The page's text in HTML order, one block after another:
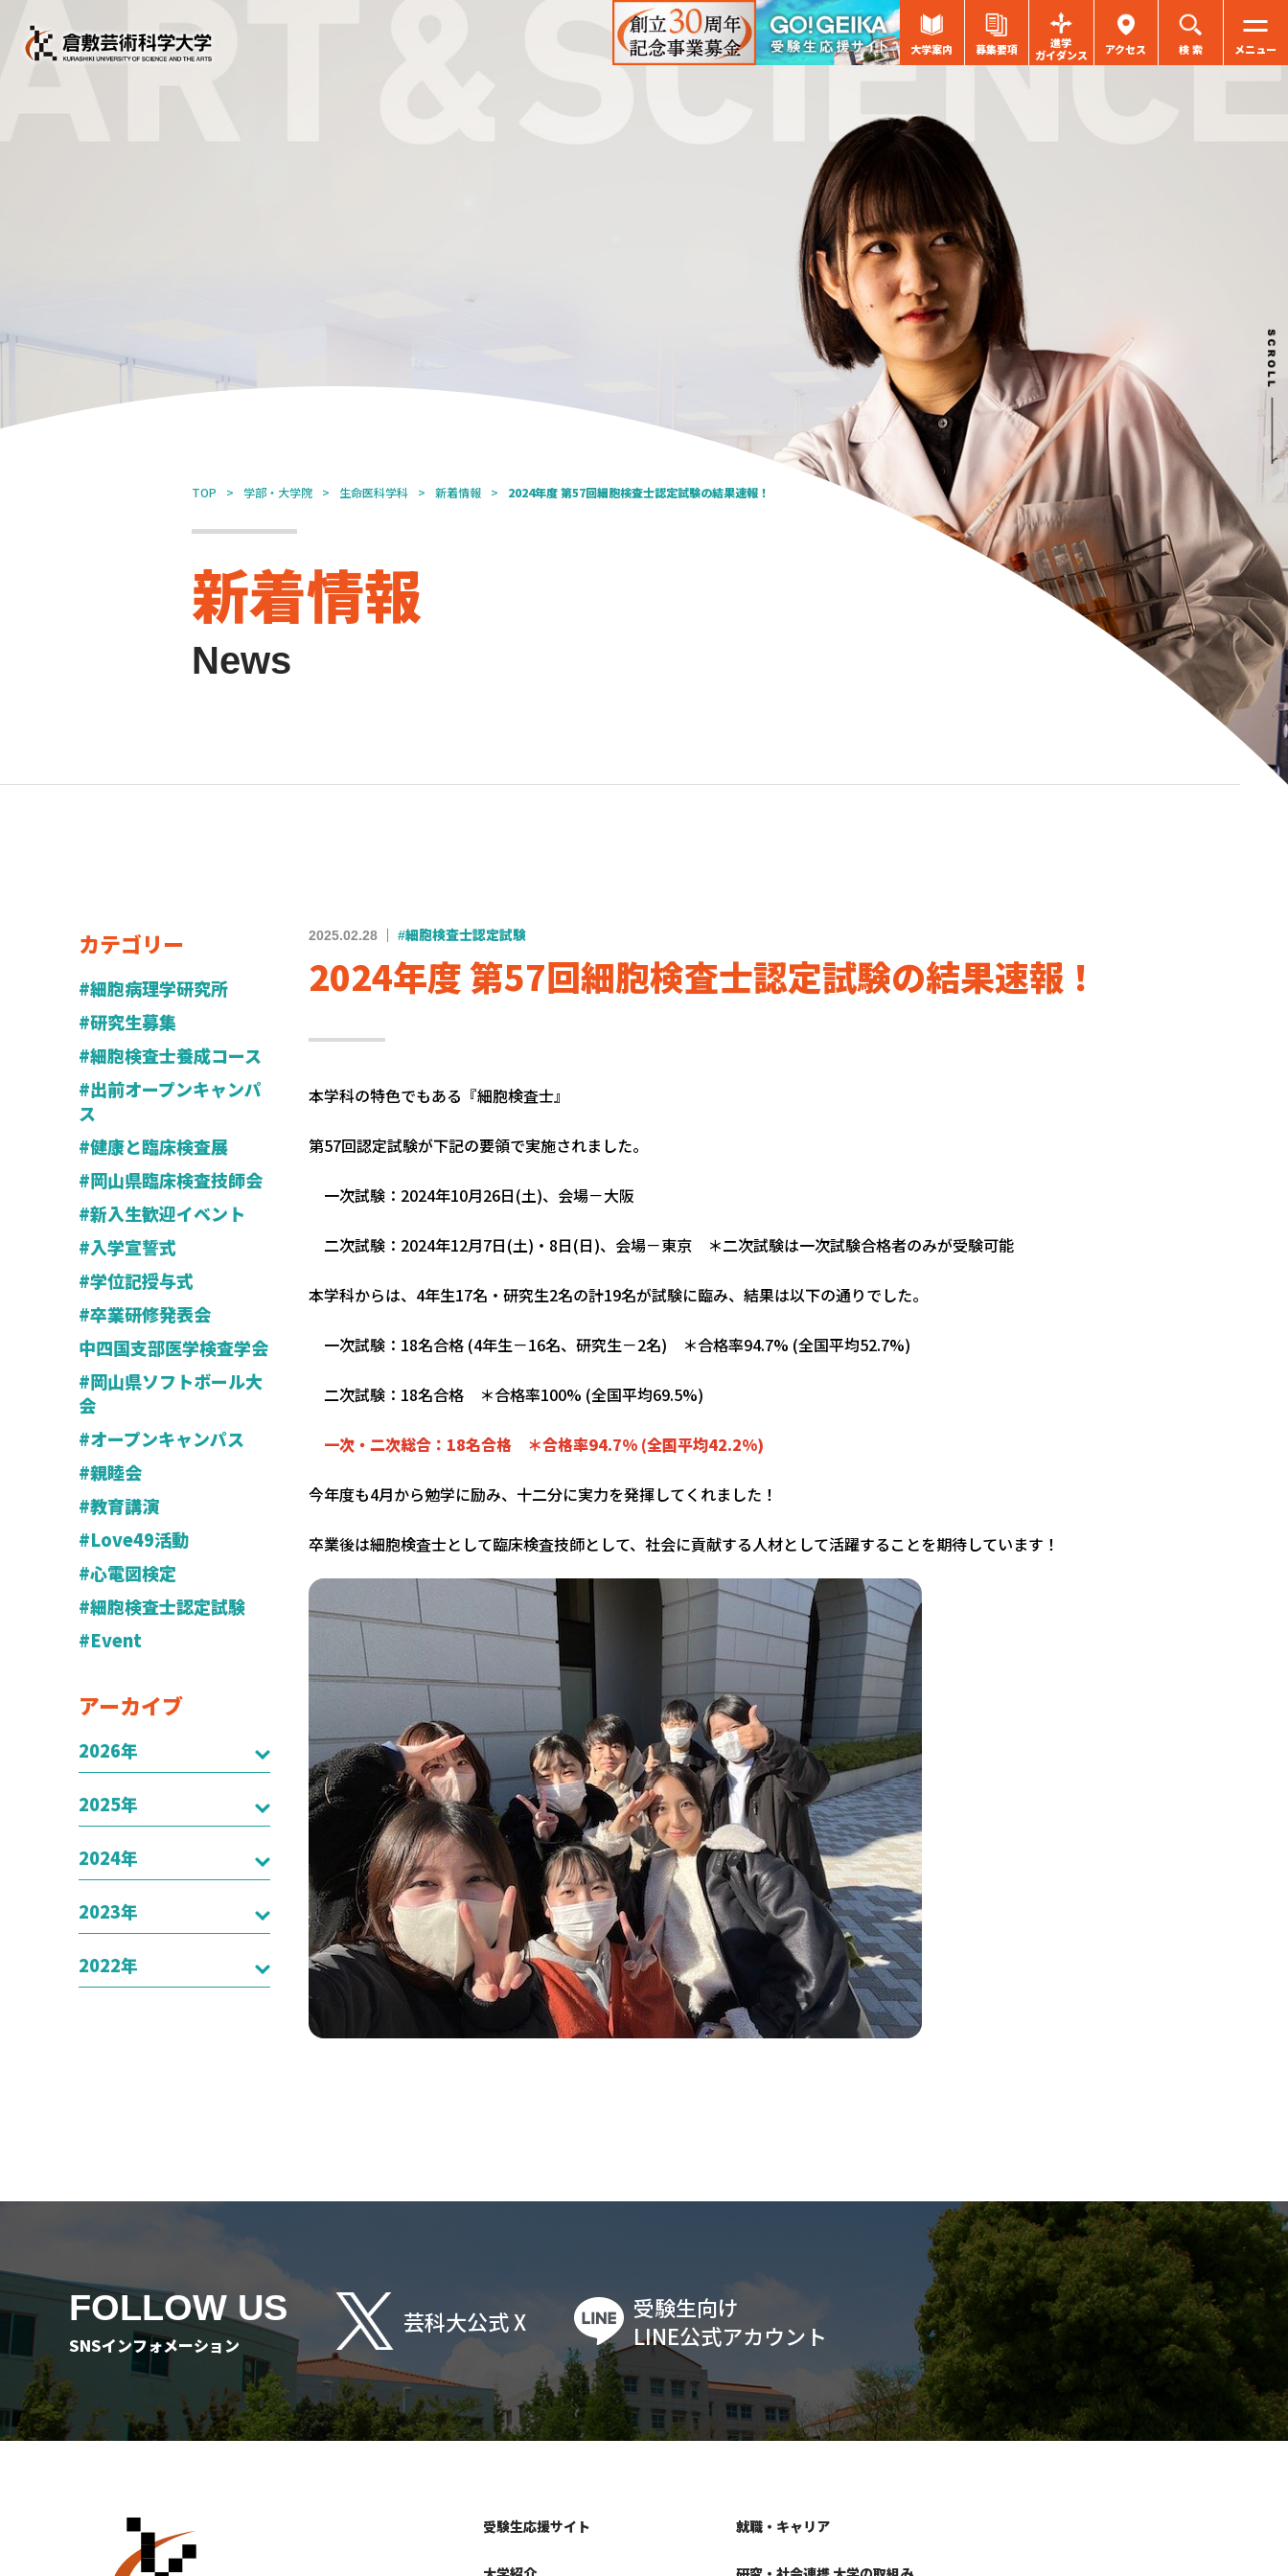
大学案内 募集要項
進学
ガイダンス
アクセス 検 索 メニュー
TOP 学部・大学院 生命医科学科 新着情報 2024年度 第57回細胞検査士認定試験の結果速報！
新着情報
News
カテゴリー
#細胞病理学研究所
#研究生募集
#細胞検査士養成コース
#出前オープンキャンパ
ス
#健康と臨床検査展
#岡山県臨床検査技師会
#新入生歓迎イベント
#入学宣誓式
#学位記授与式
#卒業研修発表会
中四国支部医学検査学会
#岡山県ソフトボール大
会
#オープンキャンパス
#親睦会
#教育講演
#Love49活動
#心電図検定
#細胞検査士認定試験
#Event
アーカイブ
2026年
2025年
2024年
2023年
2022年
2025.02.28 #細胞検査士認定試験
2024年度 第57回細胞検査士認定試験の結果速報！
本学科の特色でもある『細胞検査士』
第57回認定試験が下記の要領で実施されました。
一次試験：2024年10月26日(土)、会場－大阪
二次試験：2024年12月7日(土)・8日(日)、会場－東京 ＊二次試験は一次試験合格者のみが受験可能
本学科からは、4年生17名・研究生2名の計19名が試験に臨み、結果は以下の通りでした。
一次試験：18名合格 (4年生－16名、研究生－2名) ＊合格率94.7% (全国平均52.7%)
二次試験：18名合格 ＊合格率100% (全国平均69.5%)
一次・二次総合：18名合格 ＊合格率94.7% (全国平均42.2%)
今年度も4月から勉学に励み、十二分に実力を発揮してくれました！
卒業後は細胞検査士として臨床検査技師として、社会に貢献する人材として活躍することを期待しています！
FOLLOW US
SNSインフォメーション
芸科大公式 X
受験生向け
LINE公式アカウント
受験生応援サイト 就職・キャリア